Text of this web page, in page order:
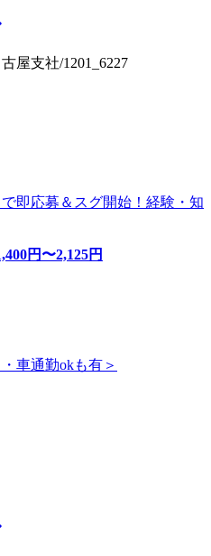
屋支社/1201_6227
即応募＆スグ開始！経験・知
円〜2,125円
車通勤okも有＞